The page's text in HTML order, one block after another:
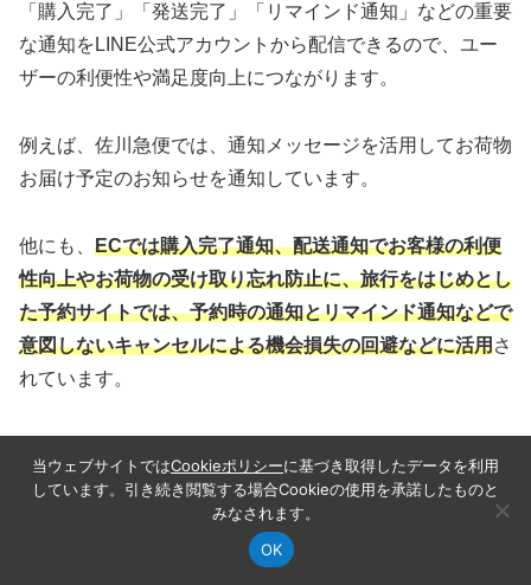
「購入完了」「発送完了」「リマインド通知」などの重要
な通知をLINE公式アカウントから配信できるので、ユー
ザーの利便性や満足度向上につながります。
例えば、佐川急便では、通知メッセージを活用してお荷物
お届け予定のお知らせを通知しています。
他にも、 ECでは購入完了通知、配送通知でお客様の利便
性向上やお荷物の受け取り忘れ防止に、旅行をはじめとし
た予約サイトでは、予約時の通知とリマインド通知などで
意図しないキャンセルによる機会損失の回避などに活用さ
れています。
【LINE通知メッセージの利用条件】
シェア
当ウェブサイトではCookieポリシーに基づき取得したデータを利用
しています。引き続き閲覧する場合Cookieの使用を承諾したものと
みなされます。
OK